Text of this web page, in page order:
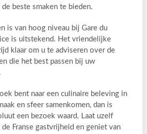
beste smaken te bieden.
is van hoog niveau bij Gare du
is uitstekend. Het vriendelijke
klaar om u te adviseren over de
die het best passen bij uw
bent naar een culinaire beleving in
en sfeer samenkomen, dan is
een bezoek waard. Laat uzelf
Franse gastvrijheid en geniet van